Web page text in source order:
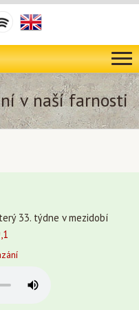
v naší farnosti
33. týdne v mezidobí